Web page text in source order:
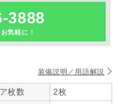
3888
気軽に！
装備説明／用語解説
枚数
2枚